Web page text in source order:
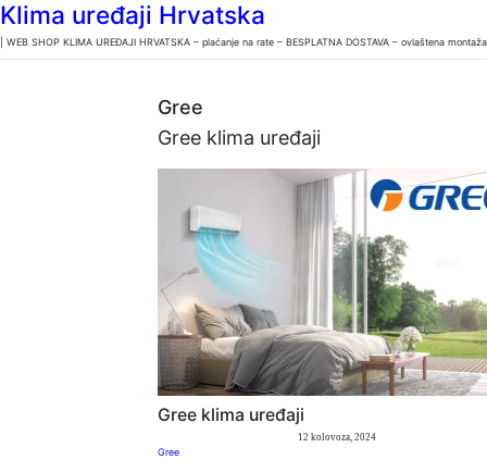
Klima uređaji Hrvatska
| WEB SHOP KLIMA UREĐAJI HRVATSKA – plaćanje na rate – BESPLATNA DOSTAVA – ovlaštena
Gree
Gree klima uređaji
Gree klima uređaji
12 kolovoza, 2024
Gree